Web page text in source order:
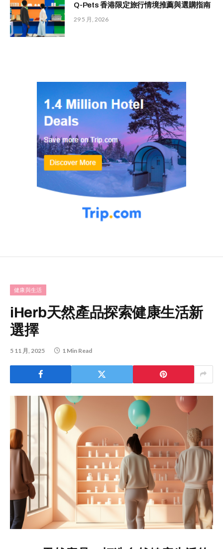
Q-Pets 香港限定旅行情境推薦與選購指南
29 5 月, 2026
健康與生活
iHerb天然產品探索健康生活新
選擇
5 11 月, 2025 1 Min Read